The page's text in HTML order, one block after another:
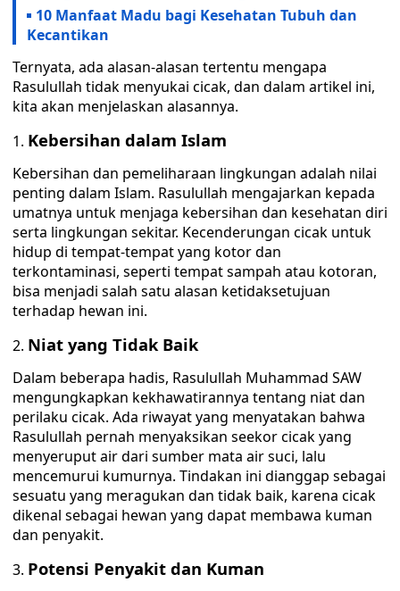
10 Manfaat Madu bagi Kesehatan Tubuh dan
Kecantikan
Ternyata, ada alasan-alasan tertentu mengapa
Rasulullah tidak menyukai cicak, dan dalam artikel ini,
kita akan menjelaskan alasannya.
Kebersihan dalam Islam
Kebersihan dan pemeliharaan lingkungan adalah nilai
penting dalam Islam. Rasulullah mengajarkan kepada
umatnya untuk menjaga kebersihan dan kesehatan diri
serta lingkungan sekitar. Kecenderungan cicak untuk
hidup di tempat-tempat yang kotor dan
terkontaminasi, seperti tempat sampah atau kotoran,
bisa menjadi salah satu alasan ketidaksetujuan
terhadap hewan ini.
Niat yang Tidak Baik
Dalam beberapa hadis, Rasulullah Muhammad SAW
mengungkapkan kekhawatirannya tentang niat dan
perilaku cicak. Ada riwayat yang menyatakan bahwa
Rasulullah pernah menyaksikan seekor cicak yang
menyeruput air dari sumber mata air suci, lalu
mencemurui kumurnya. Tindakan ini dianggap sebagai
sesuatu yang meragukan dan tidak baik, karena cicak
dikenal sebagai hewan yang dapat membawa kuman
dan penyakit.
Potensi Penyakit dan Kuman